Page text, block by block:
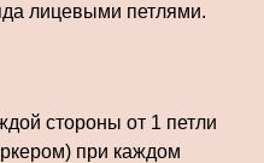
лицевыми петлями.
стороны от 1 петли
при каждом